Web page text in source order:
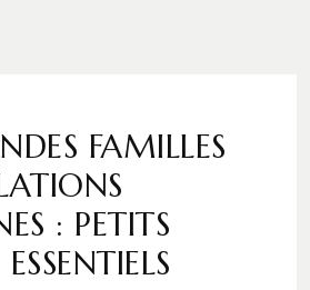
FAMILLES
: PETITS